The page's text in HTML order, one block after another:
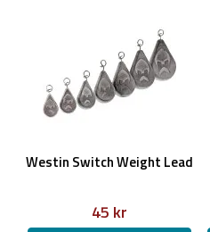
Westin Switch Weight Lead
45 kr